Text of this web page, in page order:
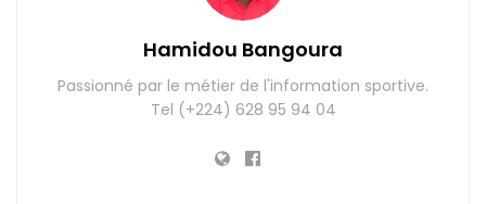
Hamidou Bangoura
Passionné par le métier de l'information sportive.
Tel (+224) 628 95 94 04